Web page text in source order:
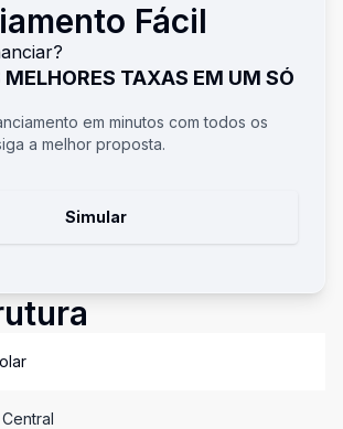
Fácil
TAXAS EM UM SÓ
em minutos com todos os
a melhor proposta.
Simular